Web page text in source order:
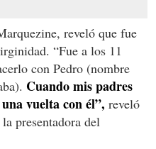
reveló que fue
“Fue a los 11
con Pedro (nombre
Cuando mis padres
vuelta con él”, reveló
presentadora del